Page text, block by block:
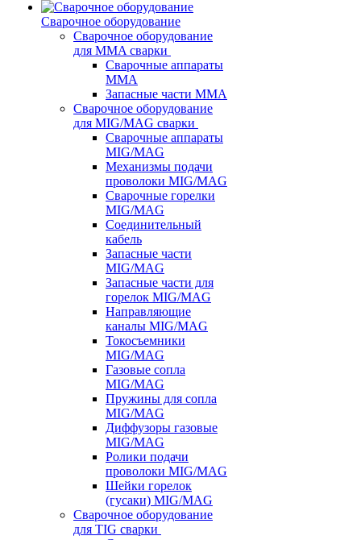
Сварочное оборудование
Сварочное оборудование
для MMA сварки
Сварочные аппараты
MMA
Запасные части MMA
Сварочное оборудование
для MIG/MAG сварки
Сварочные аппараты
MIG/MAG
Механизмы подачи
проволоки MIG/MAG
Сварочные горелки
MIG/MAG
Соединительный
кабель
Запасные части
MIG/MAG
Запасные части для
горелок MIG/MAG
Направляющие
каналы MIG/MAG
Токосъемники
MIG/MAG
Газовые сопла
MIG/MAG
Пружины для сопла
MIG/MAG
Диффузоры газовые
MIG/MAG
Ролики подачи
проволоки MIG/MAG
Шейки горелок
(гусаки) MIG/MAG
Сварочное оборудование
для TIG сварки